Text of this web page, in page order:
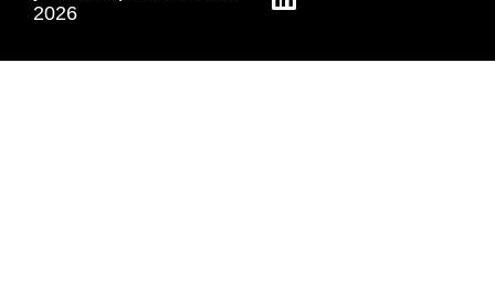
2026